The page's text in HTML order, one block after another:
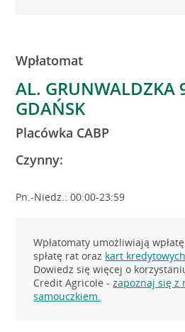
Wpłatomat
AL. GRUNWALDZKA
GDAŃSK
Placówka CABP
Czynny:
Pn.-Niedz.: 00:00-23:59
Wpłatomaty umożliwiają
spłatę rat oraz kart kredytowych
Dowiedz się więcej o
Credit Agricole -zapoznaj się z
samouczkiem.